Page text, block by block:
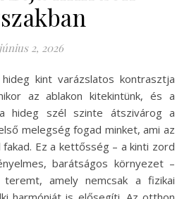
június 2, 2026
az ablakon kitekintünk, és a
hideg szél szinte átszivárog a
melegség fogad minket, ami az
Ez a kettősség – a kinti zord
barátságos környezet –
teremt, amely nemcsak a fizikai